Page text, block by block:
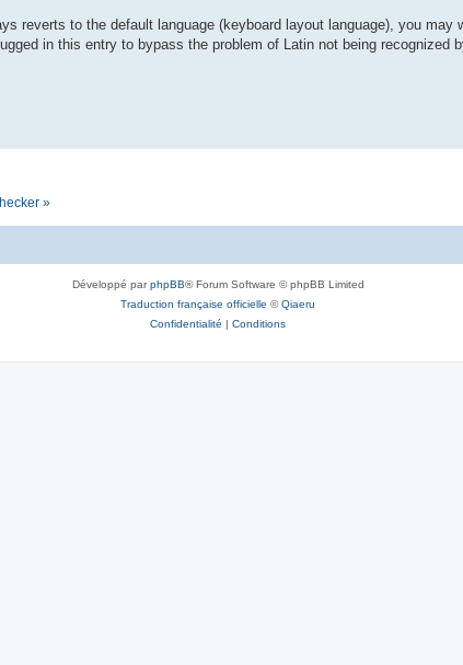
reverts to the default language (keyboard layout language), you may
in this entry to bypass the problem of Latin not being recognized
»
Développé parphpBB® Forum Software © phpBB Limited
Traduction française officielle ©Qiaeru
Confidentialité | Conditions